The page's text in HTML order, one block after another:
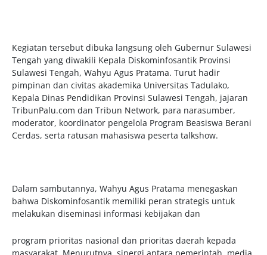
Kegiatan tersebut dibuka langsung oleh Gubernur Sulawesi
Tengah yang diwakili Kepala Diskominfosantik Provinsi
Sulawesi Tengah, Wahyu Agus Pratama. Turut hadir
pimpinan dan civitas akademika Universitas Tadulako,
Kepala Dinas Pendidikan Provinsi Sulawesi Tengah, jajaran
TribunPalu.com dan Tribun Network, para narasumber,
moderator, koordinator pengelola Program Beasiswa Berani
Cerdas, serta ratusan mahasiswa peserta talkshow.
Dalam sambutannya, Wahyu Agus Pratama menegaskan
bahwa Diskominfosantik memiliki peran strategis untuk
melakukan diseminasi informasi kebijakan dan
program prioritas nasional dan prioritas daerah kepada